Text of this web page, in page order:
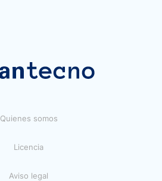
Quienes somos
Licencia
Aviso legal